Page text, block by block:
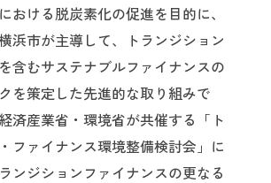
おける脱炭素化の促進を目的に、
浜市が主導して、トランジション
含むサステナブルファイナンスの
を策定した先進的な取り組みで
済産業省・環境省が共催する「ト
ファイナンス環境整備検討会」に
ンジションファイナンスの更なる